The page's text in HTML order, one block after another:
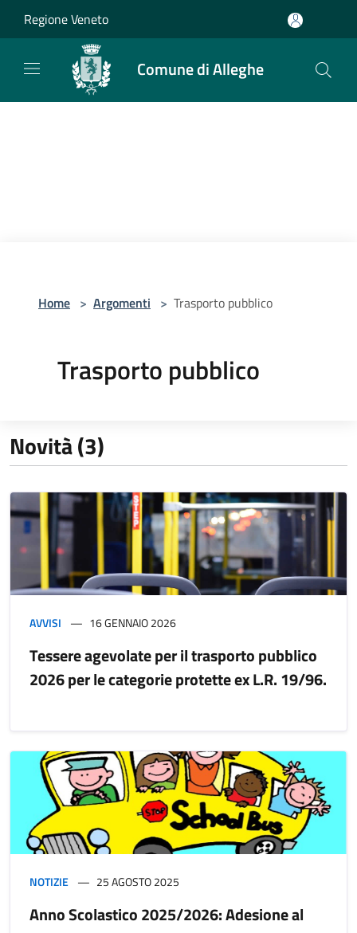
Regione Veneto
Comune di Alleghe
Home > Argomenti > Trasporto pubblico
Trasporto pubblico
Novità (3)
AVVISI 16 GENNAIO 2026
Tessere agevolate per il trasporto pubblico
2026 per le categorie protette ex L.R. 19/96.
NOTIZIE 25 AGOSTO 2025
Anno Scolastico 2025/2026: Adesione al